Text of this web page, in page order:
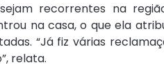
recorrentes na
na casa, o que ela
“Já fiz várias
relata.